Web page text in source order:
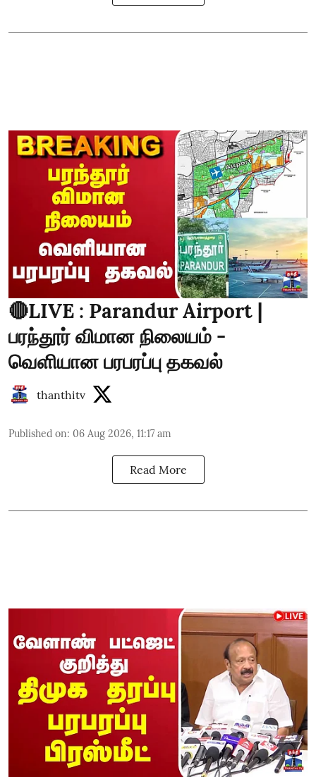
🔴LIVE : Parandur Airport |
பரந்தூர் விமான நிலையம் -
வெளியான பரபரப்பு தகவல்
thanthitv
Published on: 06 Aug 2026, 11:17 am
Read More